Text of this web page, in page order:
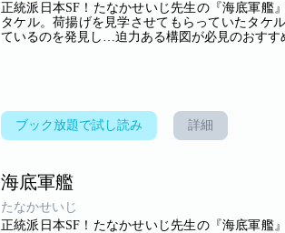
正統派日本SF！たなかせいじ先生の『海底軍
タケル。荷揚げを見学させてもらっていたタケ
ているのを発見し…迫力ある構図が必見のおすす
ブック放題で試し読み 詳細
海底軍艦
たなかせいじ
正統派日本SF！たなかせいじ先生の『海底軍